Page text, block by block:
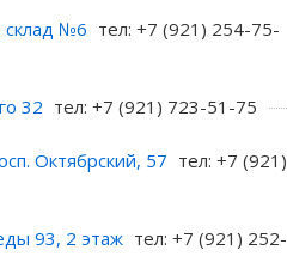
склад №6 тел: +7 (921) 254-75-
32 тел: +7 (921) 723-51-75
Октябрский, 57 тел: +7 (921)
93, 2 этаж тел: +7 (921) 252-